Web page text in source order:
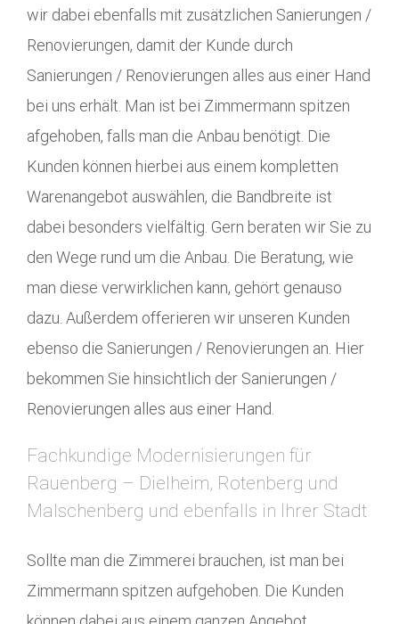
wir dabei ebenfalls mit zusätzlichen Sanierungen /
Renovierungen, damit der Kunde durch
Sanierungen / Renovierungen alles aus einer Hand
bei uns erhält. Man ist bei Zimmermann spitzen
afgehoben, falls man die Anbau benötigt. Die
Kunden können hierbei aus einem kompletten
Warenangebot auswählen, die Bandbreite ist
dabei besonders vielfältig. Gern beraten wir Sie zu
den Wege rund um die Anbau. Die Beratung, wie
man diese verwirklichen kann, gehört genauso
dazu. Außerdem offerieren wir unseren Kunden
ebenso die Sanierungen / Renovierungen an. Hier
bekommen Sie hinsichtlich der Sanierungen /
Renovierungen alles aus einer Hand.
Fachkundige Modernisierungen für
Rauenberg – Dielheim, Rotenberg und
Malschenberg und ebenfalls in Ihrer Stadt
Sollte man die Zimmerei brauchen, ist man bei
Zimmermann spitzen aufgehoben. Die Kunden